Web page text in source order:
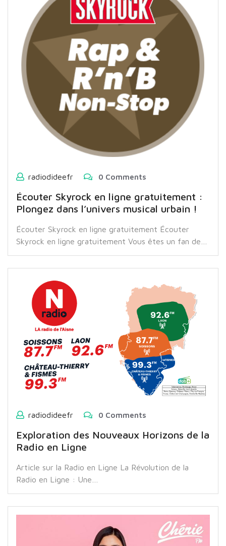
radiodideefr 0 Comments
Écouter Skyrock en ligne gratuitement :
Plongez dans l’univers musical urbain !
Écouter Skyrock en ligne gratuitement Écouter
Skyrock en ligne gratuitement Vous êtes un fan de…
radiodideefr 0 Comments
Exploration des Nouveaux Horizons de la
Radio en Ligne
Article sur la Radio en Ligne La Révolution de la
Radio en Ligne : Une…